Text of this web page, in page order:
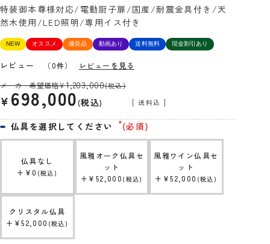
特装御本尊様対応/電動厨子扉/国産/耐震金具付き/天
然木使用/LED照明/専用イス付き
NEW オススメ 優良品 動画あり 送料無料 現金割引あり
レビュー （0件）
レビューを見る
メーカー希望価格¥1,203,000(税込)
¥ 698,000 税込 送料込
仏具を選択してください (必須)
仏具なし
+ ¥0 税込
風雅オーク仏具セ
ット
+ ¥ 52,000 税込
風雅ワイン仏具セ
ット
+ ¥52,000 税込
クリスタル仏具
+ ¥52,000 税込